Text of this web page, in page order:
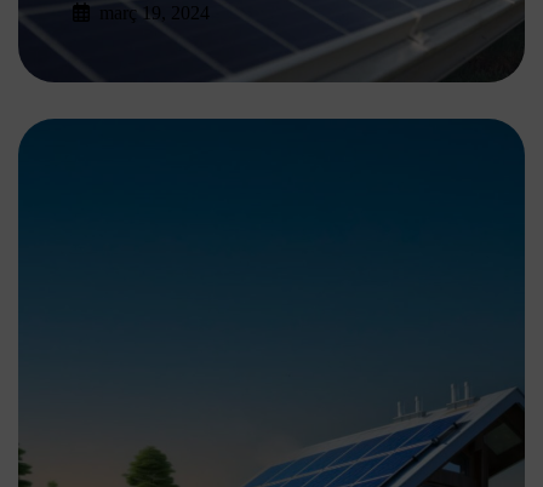
març 19, 2024